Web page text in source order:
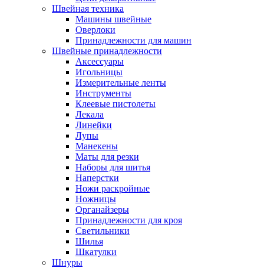
Швейная техника
Машины швейные
Оверлоки
Принадлежности для машин
Швейные принадлежности
Аксессуары
Игольницы
Измерительные ленты
Инструменты
Клеевые пистолеты
Лекала
Линейки
Лупы
Манекены
Маты для резки
Наборы для шитья
Наперстки
Ножи раскройные
Ножницы
Органайзеры
Принадлежности для кроя
Светильники
Шилья
Шкатулки
Шнуры